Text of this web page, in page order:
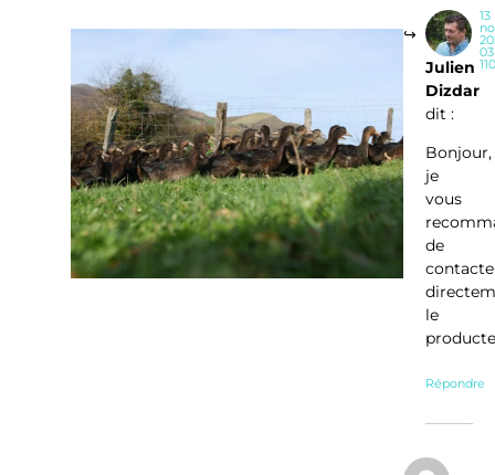
Julien
Dizdar
dit :
13
Bonjour,
je
vous
de
le
Répondre